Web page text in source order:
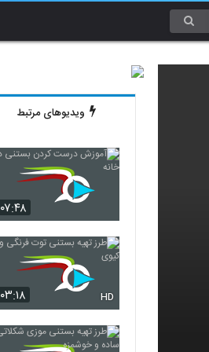
ویدیوهای مرتبط
۰۷:۴۸
۰۳:۱۸ HD